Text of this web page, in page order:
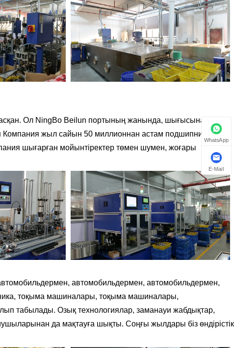
Ол NingBo Beilun портының жанында, шығысына,
Компания жыл сайын 50 миллионнан астам подшипниктерге
шығарған мойынтіректер төмен шумен, жоғары
автомобильдермен, автомобильдермен,
тоқыма машиналары, тоқыма машиналары,
табылады. Озық технологиялар, заманауи жабдықтар,
да мақтауға шықты. Соңғы жылдары біз өндірістік
WhatsApp
E-Mail